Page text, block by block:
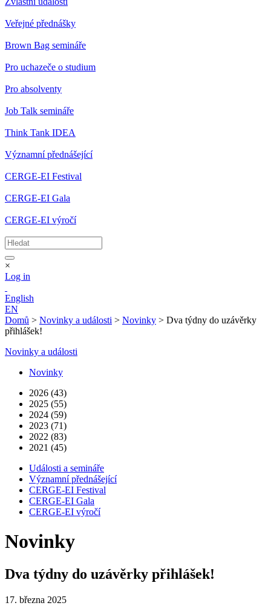
Veřejné přednášky
Brown Bag semináře
Pro uchazeče o studium
Pro absolventy
Job Talk semináře
Think Tank IDEA
Významní přednášející
CERGE-EI Festival
CERGE-EI Gala
CERGE-EI výročí
×
Log in
English
EN
Domů > Novinky a události > Novinky > Dva týdny do uzávěrky
přihlášek!
Novinky a události
Novinky
2026 (43)
2025 (55)
2024 (59)
2023 (71)
2022 (83)
2021 (45)
Události a semináře
Významní přednášející
CERGE-EI Festival
CERGE-EI Gala
CERGE-EI výročí
Novinky
Dva týdny do uzávěrky přihlášek!
17. března 2025